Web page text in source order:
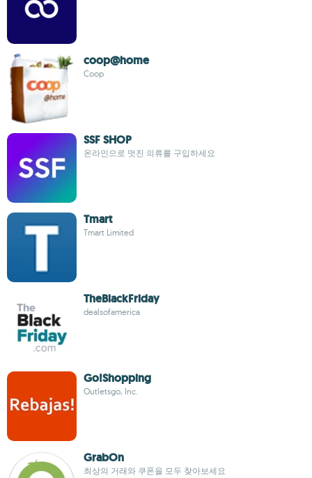
coop@home
Coop
SSF SHOP
온라인으로 멋진 의류를 구입하세요
Tmart
Tmart Limited
TheBlackFriday
dealsofamerica
Go!Shopping
Outletsgo, Inc.
GrabOn
최상의 거래와 쿠폰을 모두 찾아보세요